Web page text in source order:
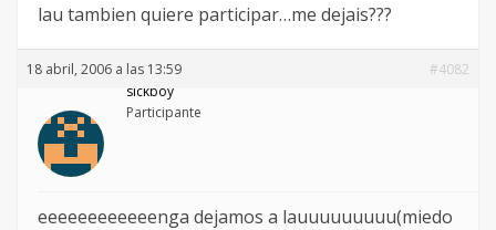
lau tambien quiere participar…me dejais???
18 abril, 2006 a las 13:59
#4082
sickboy
Participante
eeeeeeeeeeeenga dejamos a lauuuuuuuuu(miedo